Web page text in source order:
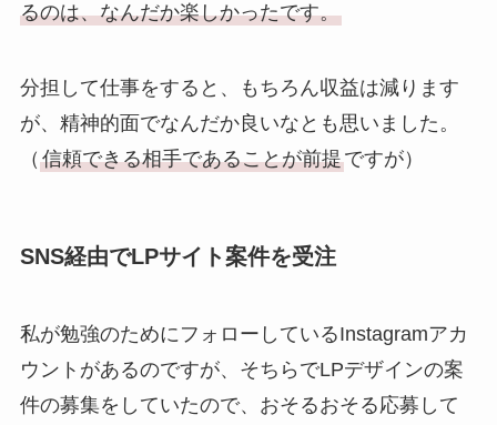
るのは、なんだか楽しかったです。
分担して仕事をすると、もちろん収益は減ります
が、精神的面でなんだか良いなとも思いました。
（ 信頼できる相手であることが前提ですが）
SNS経由でLPサイト案件を受注
私が勉強のためにフォローしているInstagramアカ
ウントがあるのですが、そちらでLPデザインの案
件の募集をしていたので、おそるおそる応募して